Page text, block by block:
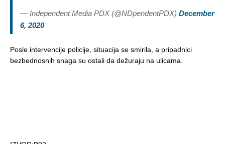
— Independent Media PDX (@NDpendentPDX) December
6, 2020
Posle intervencije policije, situacija se smirila, a pripadnici
bezbednosnih snaga su ostali da dežuraju na ulicama.